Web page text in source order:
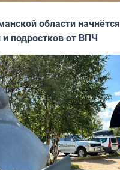
области начнётся
подростков от ВПЧ